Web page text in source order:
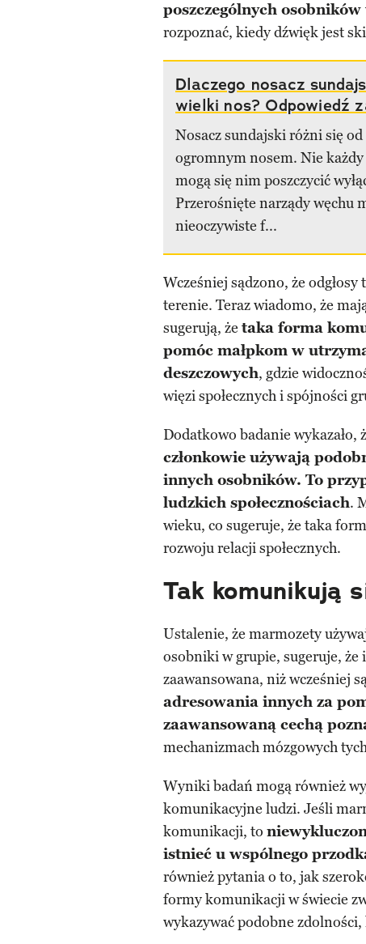
poszczególnych
rozpoznać, kiedy dźwięk jest
Dlaczego nosacz
wielki nos? Odpowiedź
Nosacz sundajski różni się
ogromnym nosem. Nie
mogą się nim poszczycić
Przerośnięte narządy węchu
nieoczywiste f...
Wcześniej sądzono, że
terenie. Teraz wiadomo, że
sugerują, że taka forma
pomóc małpkom w
deszczowych, gdzie
więzi społecznych i spójności
Dodatkowo badanie
członkowie używają
innych osobników. To
ludzkich społecznościach.
wieku, co sugeruje, że taka
rozwoju relacji społecznych.
Tak komunikują
Ustalenie, że marmozety
osobniki w grupie, sugeruje,
zaawansowana, niż wcześniej
adresowania innych za
zaawansowaną cechą
mechanizmach mózgowych
Wyniki badań mogą również
komunikacyjne ludzi. Jeśli
komunikacji, to
istnieć u wspólnego
również pytania o to, jak
formy komunikacji w świecie
wykazywać podobne